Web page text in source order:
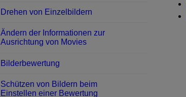
Drehen von Einzelbildern
Ändern der Informationen zur
Ausrichtung von Movies
Bilderbewertung
Schützen von Bildern beim
Einstellen einer Bewertung